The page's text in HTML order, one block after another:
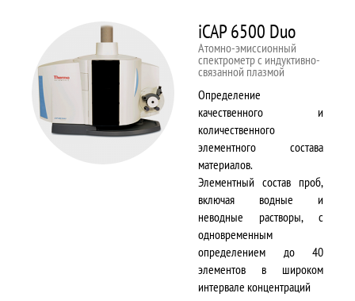
iCAP 6500 Duo
Атомно-эмиссионный
спектрометр с индуктивно-
связанной плазмой
Определение
качественного и
количественного
элементного состава
материалов.
Элементный состав проб,
включая водные и
неводные растворы, с
одновременным
определением до 40
элементов в широком
интервале концентраций